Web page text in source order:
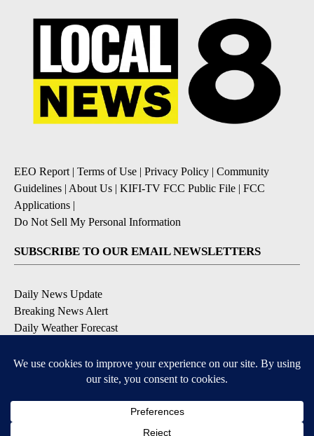
EEO Report| Terms of Use | Privacy Policy | Community
Guidelines | About Us | KIFI-TV FCC Public File | FCC
Applications |
Do Not Sell My Personal Information
SUBSCRIBE TO OUR EMAIL NEWSLETTERS
Daily News Update
Breaking News Alert
Daily Weather Forecast
Contests and Promotions